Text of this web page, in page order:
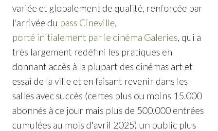
variée et globalement de qualité, renforcée par
l'arrivée du pass Cineville,
porté initialement par le cinéma Galeries, qui a
très largement redéfini les pratiques en
donnant accès à la plupart des cinémas art et
essai de la ville et en faisant revenir dans les
salles avec succès (certes plus ou moins 15.000
abonnés à ce jour mais plus de 500.000 entrées
cumulées au mois d'avril 2025) un public plus